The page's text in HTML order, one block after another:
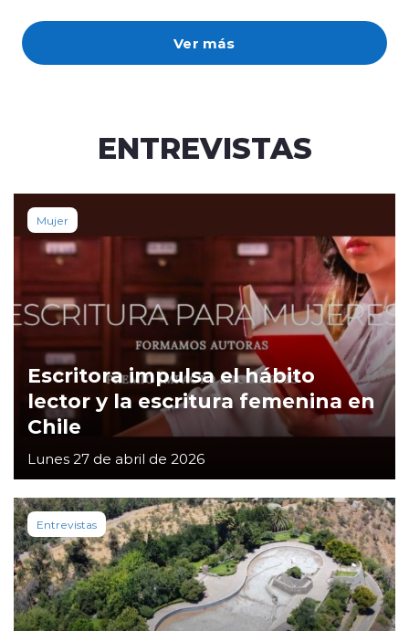
Ver más
ENTREVISTAS
Mujer
Escritora impulsa el hábito
lector y la escritura femenina en
Chile
Lunes 27 de abril de 2026
Entrevistas